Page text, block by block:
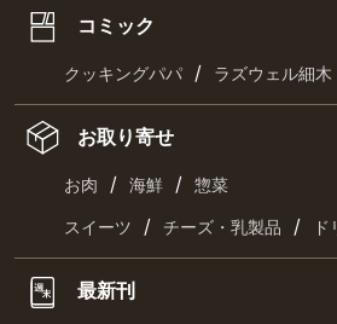
コミック
クッキングパパ / ラズウェル細木
お取り寄せ
お肉 / 海鮮 / 惣菜
スイーツ / チーズ・乳製品 /
最新刊